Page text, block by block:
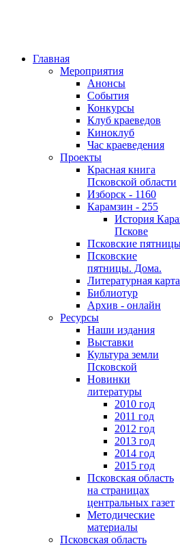
Главная
Мероприятия
Анонсы
События
Конкурсы
Клуб краеведов
Киноклуб
Час краеведения
Проекты
Красная книга
Псковской области
Изборск - 1160
Карамзин - 255
История
Пскове
Псковские
Псковские
пятницы. Дома.
Литературная карта
Библиотур
Архив - онлайн
Ресурсы
Наши издания
Выставки
Культура земли
Псковской
Новинки
литературы
2010 год
2011 год
2012 год
2013 год
2014 год
2015 год
Псковская область
на страницах
центральных газет
Методические
материалы
Псковская область